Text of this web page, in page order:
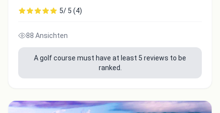
5/ 5 (4)
88 Ansichten
A golf course must have at least 5 reviews to be
ranked.